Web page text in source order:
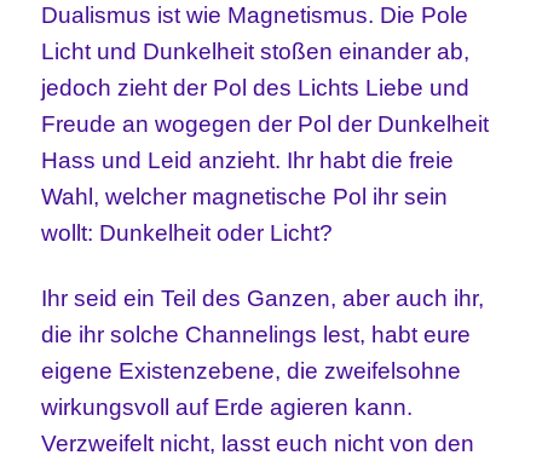
Dualismus ist wie Magnetismus. Die Pole
Licht und Dunkelheit stoßen einander ab,
jedoch zieht der Pol des Lichts Liebe und
Freude an wogegen der Pol der Dunkelheit
Hass und Leid anzieht. Ihr habt die freie
Wahl, welcher magnetische Pol ihr sein
wollt: Dunkelheit oder Licht?
Ihr seid ein Teil des Ganzen, aber auch ihr,
die ihr solche Channelings lest, habt eure
eigene Existenzebene, die zweifelsohne
wirkungsvoll auf Erde agieren kann.
Verzweifelt nicht, lasst euch nicht von den